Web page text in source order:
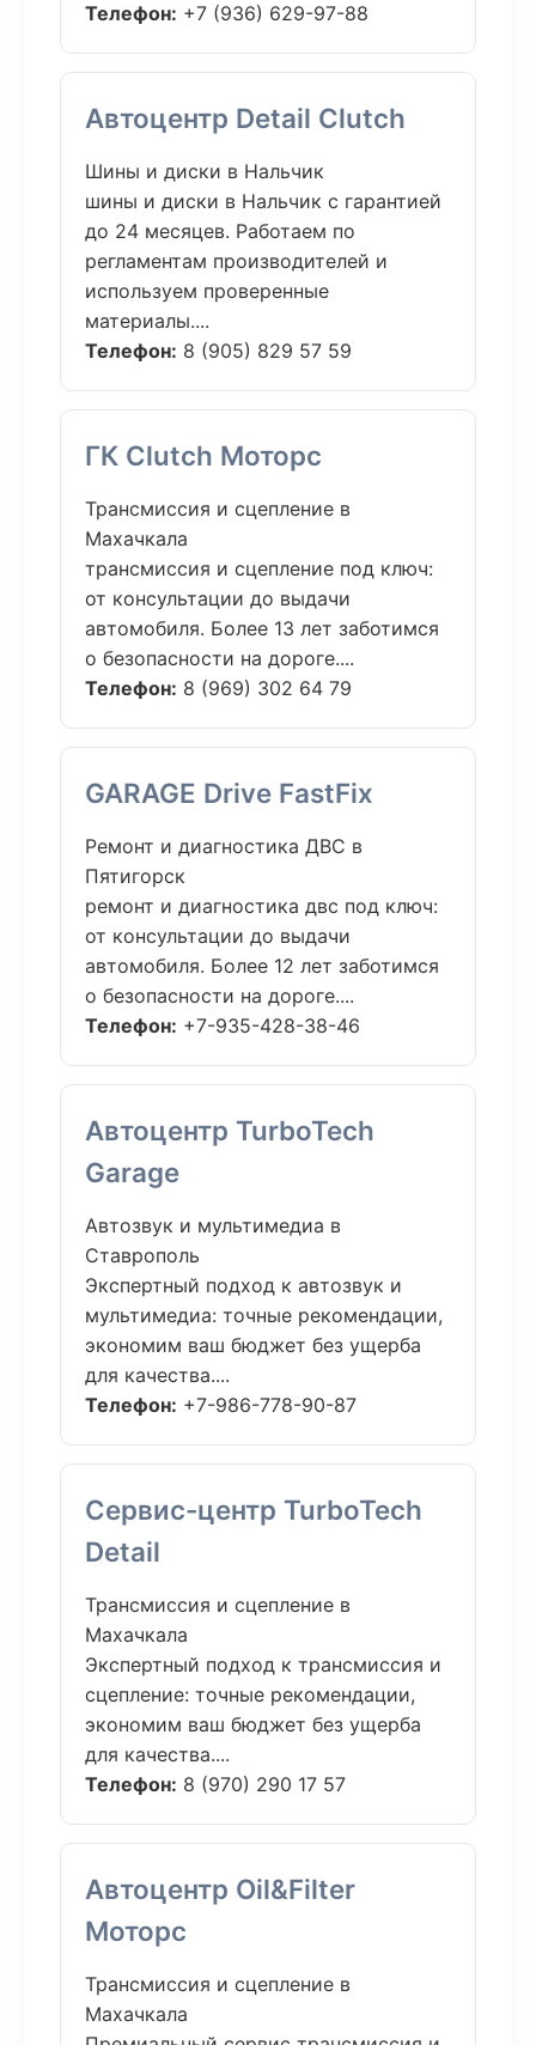
Телефон: +7 (936) 629-97-88
Автоцентр Detail Clutch
Шины и диски в Нальчик
шины и диски в Нальчик с гарантией
до 24 месяцев. Работаем по
регламентам производителей и
используем проверенные
материалы....
Телефон: 8 (905) 829 57 59
ГК Clutch Моторс
Трансмиссия и сцепление в
Махачкала
трансмиссия и сцепление под ключ:
от консультации до выдачи
автомобиля. Более 13 лет заботимся
о безопасности на дороге....
Телефон: 8 (969) 302 64 79
GARAGE Drive FastFix
Ремонт и диагностика ДВС в
Пятигорск
ремонт и диагностика двс под ключ:
от консультации до выдачи
автомобиля. Более 12 лет заботимся
о безопасности на дороге....
Телефон: +7-935-428-38-46
Автоцентр TurboTech
Garage
Автозвук и мультимедиа в
Ставрополь
Экспертный подход к автозвук и
мультимедиа: точные рекомендации,
экономим ваш бюджет без ущерба
для качества....
Телефон: +7-986-778-90-87
Сервис-центр TurboTech
Detail
Трансмиссия и сцепление в
Махачкала
Экспертный подход к трансмиссия и
сцепление: точные рекомендации,
экономим ваш бюджет без ущерба
для качества....
Телефон: 8 (970) 290 17 57
Автоцентр Oil&Filter
Моторс
Трансмиссия и сцепление в
Махачкала